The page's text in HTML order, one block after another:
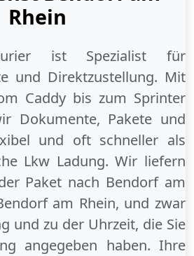
Rhein
ist Spezialist für
und Direktzustellung. Mit
Caddy bis zum Sprinter
Dokumente, Pakete und
und oft schneller als
Lkw Ladung. Wir liefern
Paket nach Bendorf am
am Rhein, und zwar
und zu der Uhrzeit, die Sie
angegeben haben. Ihre